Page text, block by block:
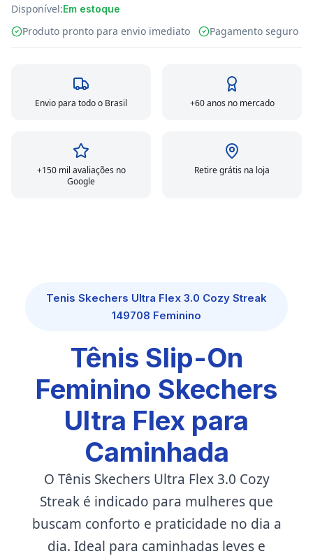
Disponível:Em estoque
Produto pronto para envio imediato Pagamento seguro
Envio para todo o Brasil +60 anos no mercado
+150 mil avaliações no
Google
Retire grátis na loja
Tenis Skechers Ultra Flex 3.0 Cozy Streak
149708 Feminino
Tênis Slip-On
Feminino Skechers
Ultra Flex para
Caminhada
O Tênis Skechers Ultra Flex 3.0 Cozy
Streak é indicado para mulheres que
buscam conforto e praticidade no dia a
dia. Ideal para caminhadas leves e